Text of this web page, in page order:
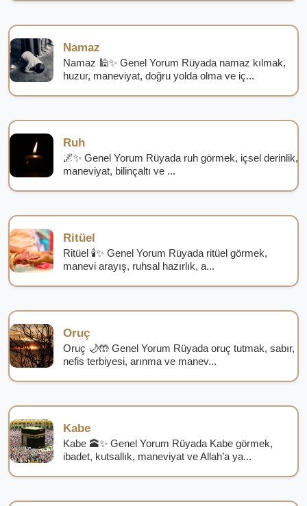
Namaz
Namaz 🕌✨ Genel Yorum Rüyada namaz kılmak,
huzur, maneviyat, doğru yolda olma ve iç...
Ruh
🌌✨ Genel Yorum Rüyada ruh görmek, içsel derinlik,
maneviyat, bilinçaltı ve ...
Ritüel
Ritüel 🕯️✨ Genel Yorum Rüyada ritüel görmek,
manevi arayış, ruhsal hazırlık, a...
Oruç
Oruç 🌙🤲 Genel Yorum Rüyada oruç tutmak, sabır,
nefis terbiyesi, arınma ve manev...
Kabe
Kabe 🕋✨ Genel Yorum Rüyada Kabe görmek,
ibadet, kutsallık, maneviyat ve Allah’a ya...